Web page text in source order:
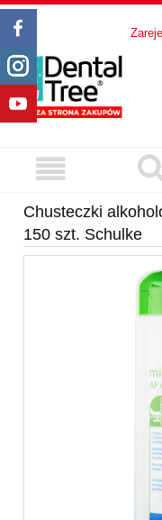
Chusteczki
150 szt. Schulke